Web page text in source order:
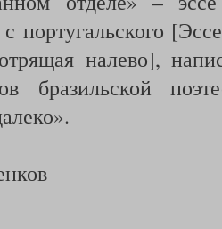
с португальского
налево],
бразильской